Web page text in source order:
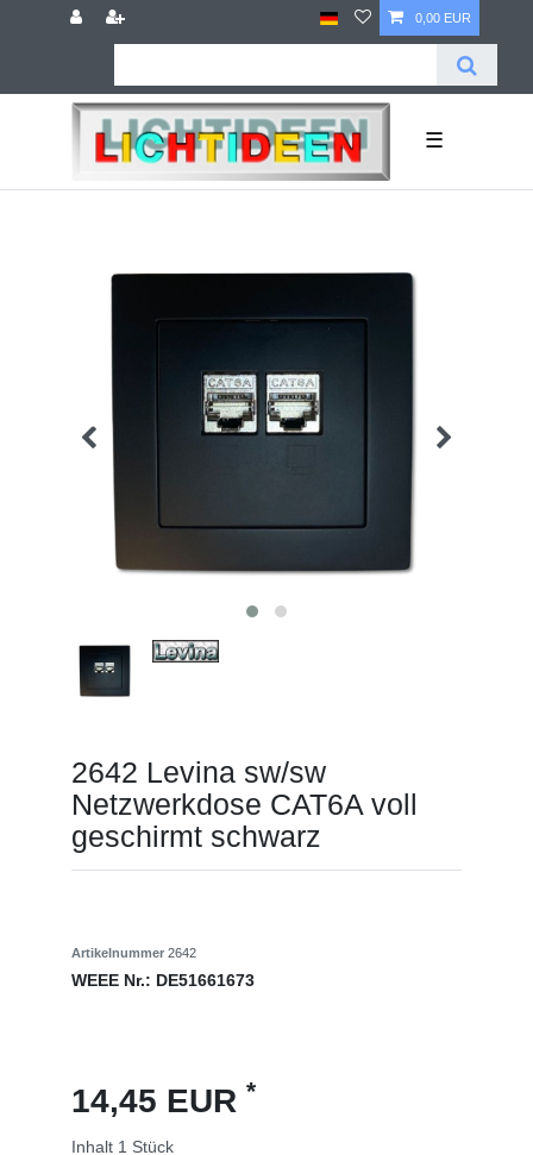
0,00 EUR
☰
2642 Levina sw/sw
Netzwerkdose CAT6A voll
geschirmt schwarz
Artikelnummer 2642
WEEE Nr.: DE51661673
14,45 EUR *
Inhalt 1 Stück